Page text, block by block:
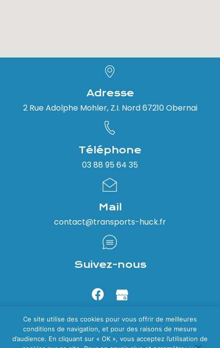
Adresse
2 Rue Adolphe Mohler, Z.I. Nord 67210 Obernai
Téléphone
03 88 95 64 35
Mail
contact@transports-huck.fr
Suivez-nous
Plan du site
Mentions légales et politique de confidentialité
Ce site utilise des cookies pour vous offrir de meilleures
conditions de navigation, et pour des raisons de mesure
d’audience. En cliquant sur « OK », vous acceptez l’utilisation de